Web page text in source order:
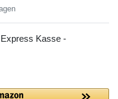
Kasse -